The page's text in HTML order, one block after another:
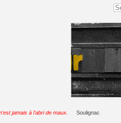
jamais à l'abri de maux. Soulignac